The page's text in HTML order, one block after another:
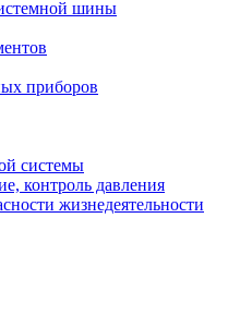
шины
приборов
системы
контроль давления
жизнедеятельности